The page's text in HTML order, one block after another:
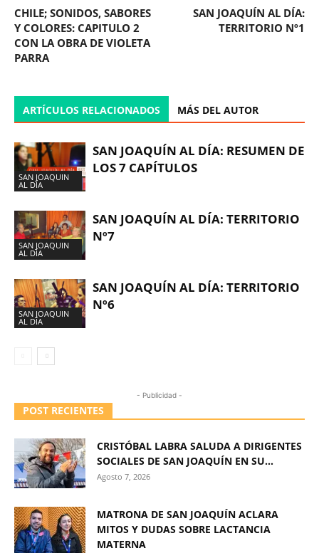
CHILE; SONIDOS, SABORES
Y COLORES: CAPITULO 2
CON LA OBRA DE VIOLETA
PARRA
SAN JOAQUÍN AL DÍA:
TERRITORIO Nº1
ARTÍCULOS RELACIONADOS MÁS DEL AUTOR
SAN JOAQUIN
AL DÍA
SAN JOAQUÍN AL DÍA: RESUMEN DE
LOS 7 CAPÍTULOS
SAN JOAQUIN
AL DÍA
SAN JOAQUÍN AL DÍA: TERRITORIO
Nº7
SAN JOAQUIN
AL DÍA
SAN JOAQUÍN AL DÍA: TERRITORIO
Nº6
- Publicidad -
POST RECIENTES
CRISTÓBAL LABRA SALUDA A DIRIGENTES
SOCIALES DE SAN JOAQUÍN EN SU...
Agosto 7, 2026
MATRONA DE SAN JOAQUÍN ACLARA
MITOS Y DUDAS SOBRE LACTANCIA
MATERNA